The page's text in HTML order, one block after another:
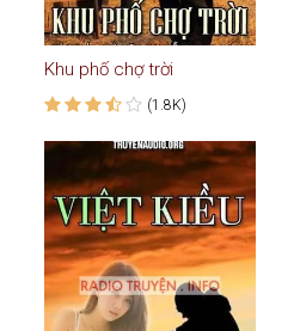
Khu phố chợ trời
(1.8K)